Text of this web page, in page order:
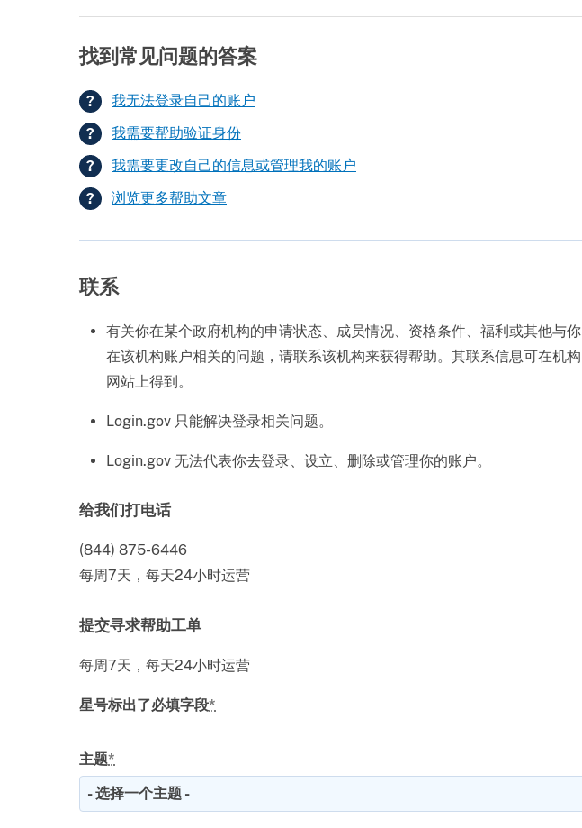
找到常见问题的答案
我无法登录自己的账户
我需要帮助验证身份
我需要更改自己的信息或管理我的账户
浏览更多帮助文章
联系
有关你在某个政府机构的申请状态、成员情况、资格条件、福利或其他与你
在该机构账户相关的问题，请联系该机构来获得帮助。其联系信息可在机构
网站上得到。
Login.gov 只能解决登录相关问题。
Login.gov 无法代表你去登录、设立、删除或管理你的账户。
给我们打电话
(844) 875-6446
每周7天，每天24小时运营
提交寻求帮助工单
每周7天，每天24小时运营
星号标出了必填字段*
主题*